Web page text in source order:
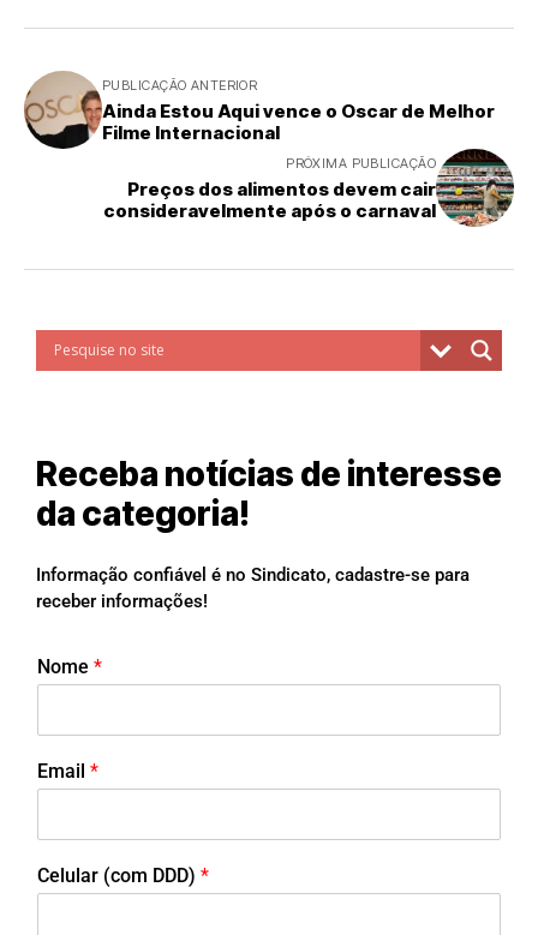
PUBLICAÇÃO ANTERIOR
Ainda Estou Aqui vence o Oscar de Melhor
Filme Internacional
PRÓXIMA PUBLICAÇÃO
Preços dos alimentos devem cair
consideravelmente após o carnaval
Receba notícias de interesse
da categoria!
Informação confiável é no Sindicato, cadastre-se para
receber informações!
Nome *
Email *
Celular (com DDD) *